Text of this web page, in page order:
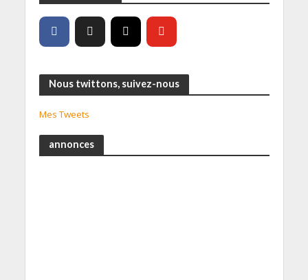
Nous twittons, suivez-nous
Mes Tweets
annonces